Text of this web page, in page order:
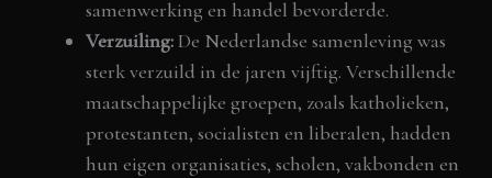
samenwerking en handel bevorderde.
Verzuiling:De Nederlandse samenleving was
sterk verzuild in de jaren vijftig. Verschillende
maatschappelijke groepen, zoals katholieken,
protestanten, socialisten en liberalen, hadden
hun eigen organisaties, scholen, vakbonden en